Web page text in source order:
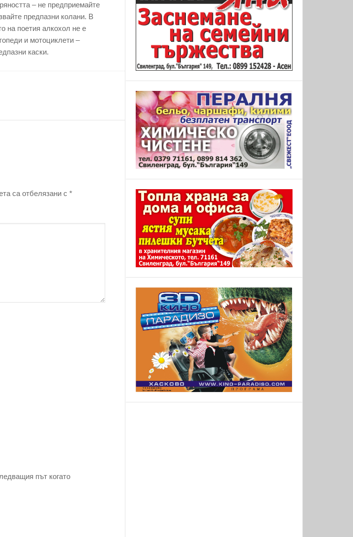
– не предприемайте
предпазни колани. В
на поетия алкохол не е
и мотоциклети –
каски.
са отбелязани с *
път когато